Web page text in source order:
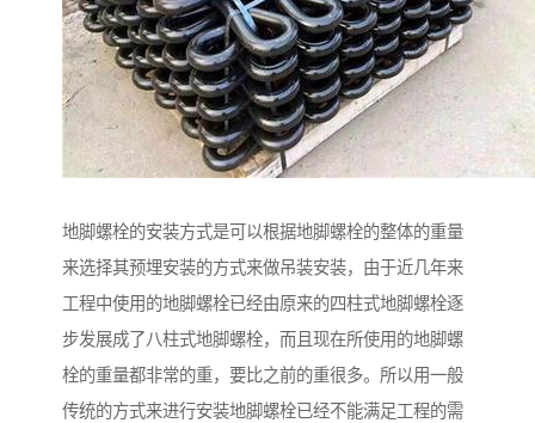
地脚螺栓的安装方式是可以根据地脚螺栓的整体的重量
来选择其预埋安装的方式来做吊装安装，由于近几年来
工程中使用的地脚螺栓已经由原来的四柱式地脚螺栓逐
步发展成了八柱式地脚螺栓，而且现在所使用的地脚螺
栓的重量都非常的重，要比之前的重很多。所以用一般
传统的方式来进行安装地脚螺栓已经不能满足工程的需